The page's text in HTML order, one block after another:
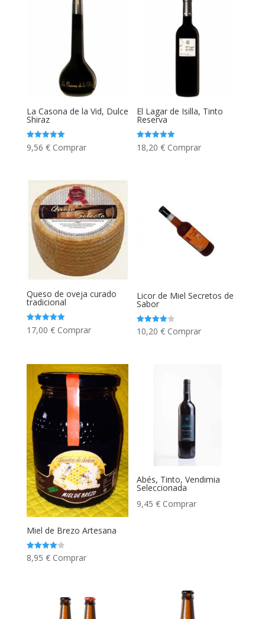
La Casona de la Vid, Dulce
Shiraz
Valorado
con
9,56 € Comprar
El Lagar de Isilla, Tinto
Reserva
Valorado
con
18,20€ Comprar
Queso de oveja curado
tradicional
Valorado
con
17,00 € Comprar
Licor de Miel Secretos de
Sabor
Valorado
con
10,20€ Comprar
Miel de Brezo Artesana
Valorado
con
8,95 € Comprar
Abés, Tinto, Vendimia
Seleccionada
9,45€ Comprar